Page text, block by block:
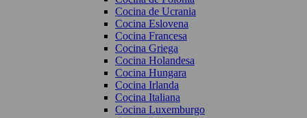
Cocina de Ucrania
Cocina Eslovena
Cocina Francesa
Cocina Griega
Cocina Holandesa
Cocina Hungara
Cocina Irlanda
Cocina Italiana
Cocina Luxemburgo